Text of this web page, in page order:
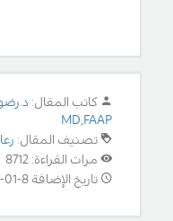
كاتب المقال:
MD,FAAP
تصنيف المقال:
مرات القراءة: 8712
تاريخ الإضافة 8-01-2017